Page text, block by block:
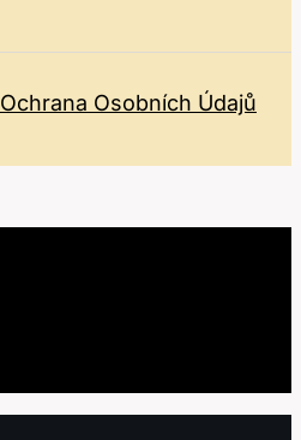
Ochrana Osobních Údajů